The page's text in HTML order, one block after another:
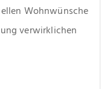
Wohnwünsche
verwirklichen